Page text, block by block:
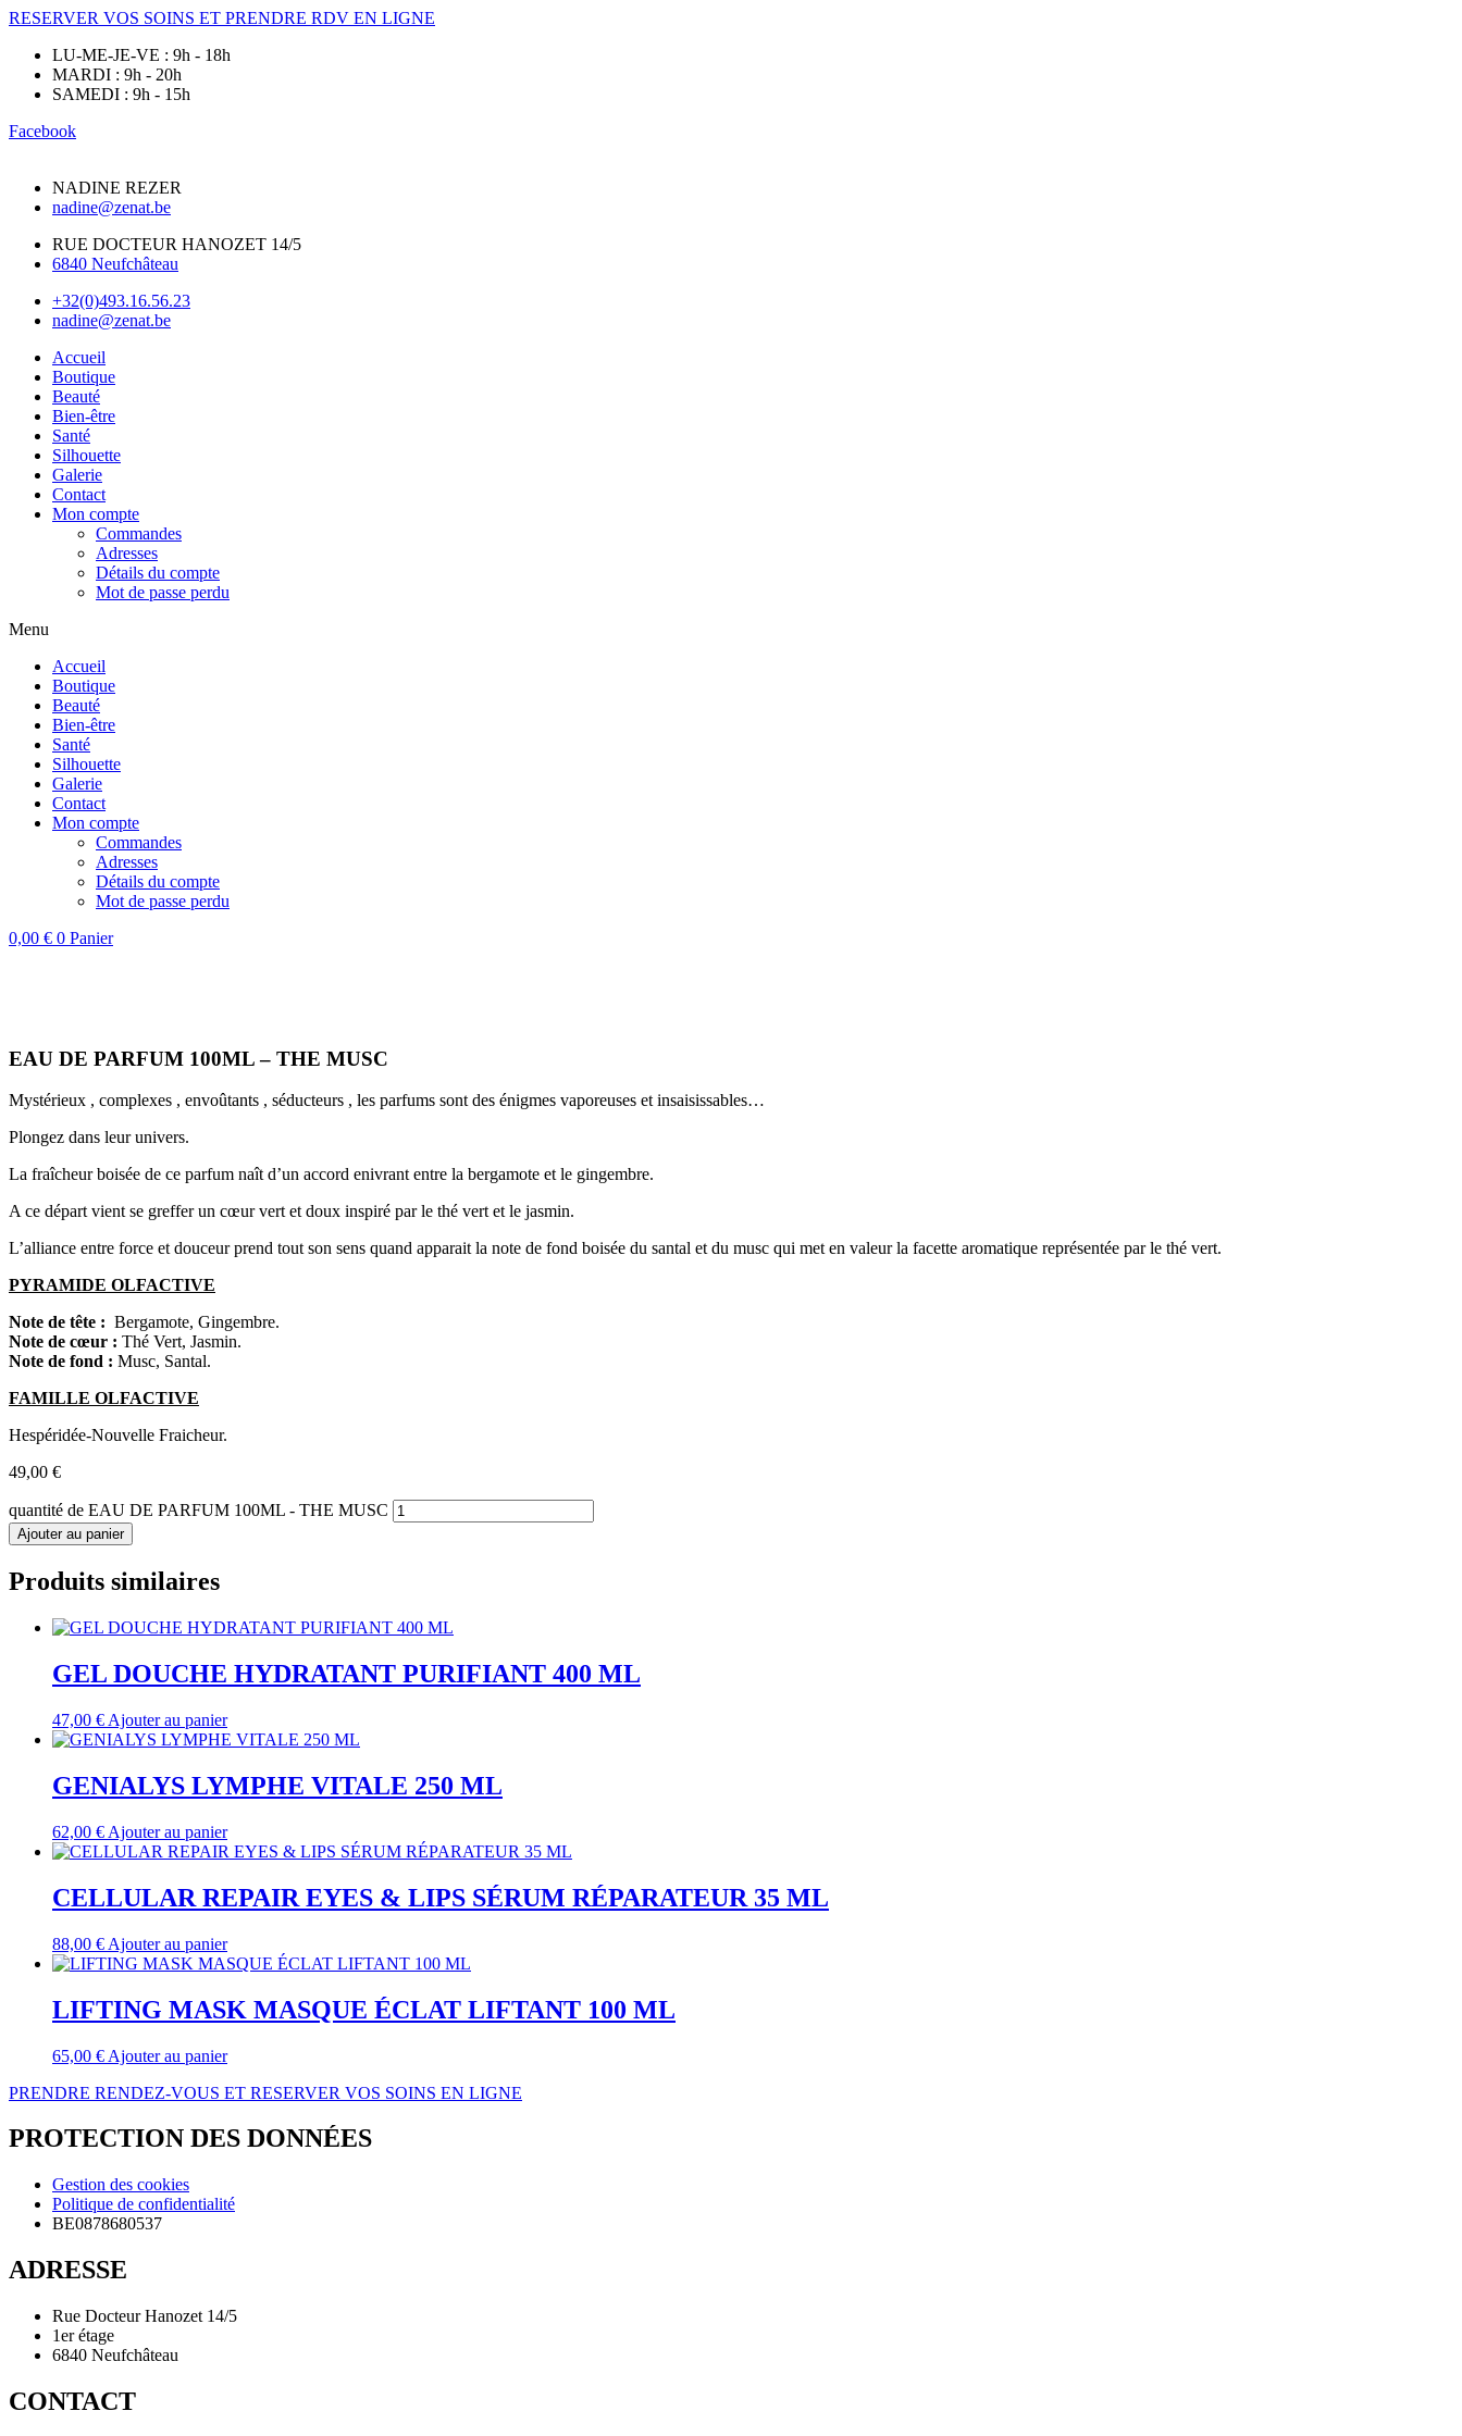
RESERVER VOS SOINS ET PRENDRE RDV EN LIGNE
LU-ME-JE-VE : 9h - 18h
MARDI : 9h - 20h
SAMEDI : 9h - 15h
Facebook
NADINE REZER
nadine@zenat.be
RUE DOCTEUR HANOZET 14/5
6840 Neufchâteau
+32(0)493.16.56.23
nadine@zenat.be
Accueil
Boutique
Beauté
Bien-être
Santé
Silhouette
Galerie
Contact
Mon compte
Commandes
Adresses
Détails du compte
Mot de passe perdu
Menu
Accueil
Boutique
Beauté
Bien-être
Santé
Silhouette
Galerie
Contact
Mon compte
Commandes
Adresses
Détails du compte
Mot de passe perdu
0,00 € 0 Panier
EAU DE PARFUM 100ML – THE MUSC
Mystérieux , complexes , envoûtants , séducteurs , les parfums sont des énigmes vaporeuses et insaisissables…
Plongez dans leur univers.
La fraîcheur boisée de ce parfum naît d’un accord enivrant entre la bergamote et le gingembre.
A ce départ vient se greffer un cœur vert et doux inspiré par le thé vert et le jasmin.
L’alliance entre force et douceur prend tout son sens quand apparait la note de fond boisée du santal et du musc qui met en valeur la facette aromatique représentée par le thé vert.
PYRAMIDE OLFACTIVE
Note de tête : Bergamote, Gingembre.
Note de cœur : Thé Vert, Jasmin.
Note de fond : Musc, Santal.
FAMILLE OLFACTIVE
Hespéridée-Nouvelle Fraicheur.
49,00 €
quantité de EAU DE PARFUM 100ML - THE MUSC
Ajouter au panier
Produits similaires
GEL DOUCHE HYDRATANT PURIFIANT 400 ML
47,00 € Ajouter au panier
GENIALYS LYMPHE VITALE 250 ML
62,00 € Ajouter au panier
CELLULAR REPAIR EYES & LIPS SÉRUM RÉPARATEUR 35 ML
88,00 € Ajouter au panier
LIFTING MASK MASQUE ÉCLAT LIFTANT 100 ML
65,00 € Ajouter au panier
PRENDRE RENDEZ-VOUS ET RESERVER VOS SOINS EN LIGNE
PROTECTION DES DONNÉES
Gestion des cookies
Politique de confidentialité
BE0878680537
ADRESSE
Rue Docteur Hanozet 14/5
1er étage
6840 Neufchâteau
CONTACT